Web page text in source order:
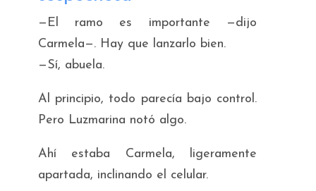
—El ramo es importante —dijo
Carmela—. Hay que lanzarlo bien.
—Sí, abuela.
Al principio, todo parecía bajo control.
Pero Luzmarina notó algo.
Ahí estaba Carmela, ligeramente
apartada, inclinando el celular.